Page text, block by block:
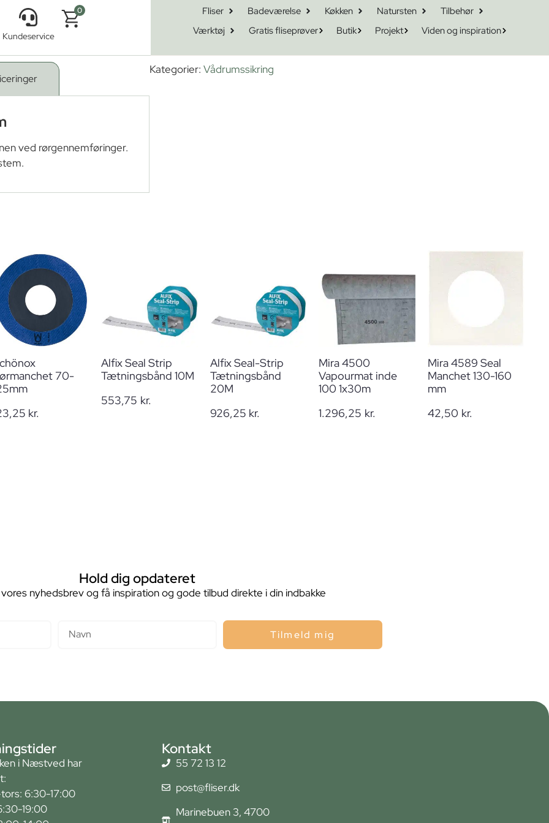
Kundeservice
0 Fliser Badeværelse Køkken Natursten
Tilbehør
Værktøj
Gratis fliseprøver Butik Projekt Viden og inspiration
32-60mm
ved rørgennemføringer.
Kategorier: Vådrumssikring
70-
kr.
Alfix Seal Strip
Tætningsbånd 10M
553,75 kr.
Alfix Seal-Strip
Tætningsbånd
20M
926,25 kr.
Mira 4500
Vapourmat inde
100 1x30m
1.296,25 kr.
Mira 4589 Seal
Manchet 130-160
mm
42,50 kr.
Hold dig opdateret
nyhedsbrev og få inspiration og gode tilbud direkte i din indbakke
Tilmeld mig
i Næstved har
6:30-17:00
19:00
Kontakt
55 72 13 12
post@fliser.dk
Marinebuen 3, 4700